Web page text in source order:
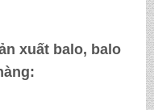
xuất balo, balo